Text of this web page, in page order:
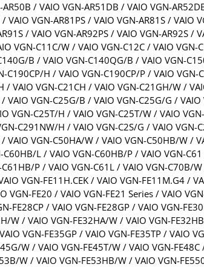
/ VAIO VGN-AR51DB / VAIO VGN-
VAIO VGN-AR81PS / VAIO VGN-AR81S /
/ VAIO VGN-AR92PS / VAIO VGN-AR92S
VGN-C11C/W / VAIO VGN-C12C / VAIO
B / VAIO VGN-C140QG/B / VAIO VGN-
C190CP/H / VAIO VGN-C190CP/P / VAIO
/ VAIO VGN-C21CH / VAIO VGN-C21GH/W /
VAIO VGN-C25G/B / VAIO VGN-C25G/G /
VGN-C25T/H / VAIO VGN-C25T/W / VAIO
C291NW/H / VAIO VGN-C2S/G / VAIO
VAIO VGN-C50HA/W / VAIO VGN-C50HB/W /
L / VAIO VGN-C60HB/P / VAIO VGN-
P / VAIO VGN-C61L / VAIO VGN-C70B/
VGN-FE11H.CEK / VAIO VGN-FE11M.G4 /
VGN-FE20 / VAIO VGN-FE21 Series / VAIO
FE28CP / VAIO VGN-FE28GP / VAIO VGN-
W / VAIO VGN-FE32HA/W / VAIO VGN-
VGN-FE35GP / VAIO VGN-FE35TP / VAIO
W / VAIO VGN-FE45T/W / VAIO VGN-
W / VAIO VGN-FE53HB/W / VAIO VGN-